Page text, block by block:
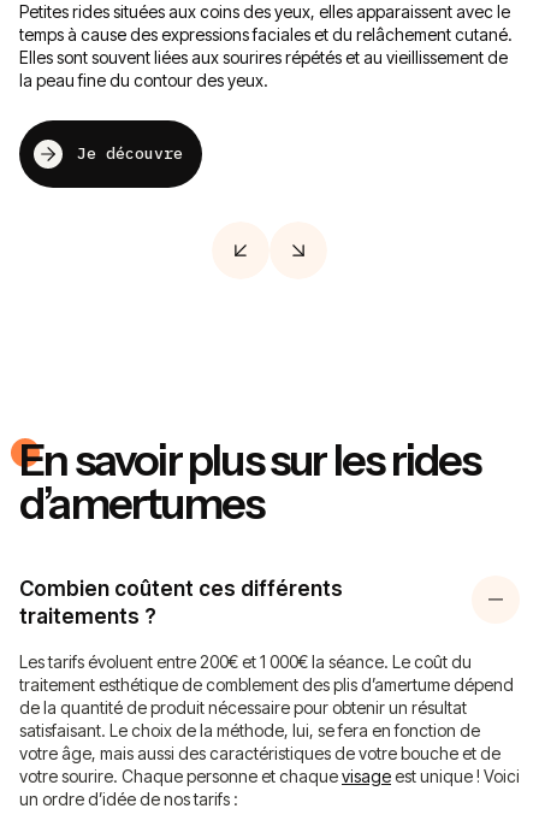
Petites rides situées aux coins des yeux, elles apparaissent avec le
temps à cause des expressions faciales et du relâchement cutané.
Elles sont souvent liées aux sourires répétés et au vieillissement de
la peau fine du contour des yeux.
Je découvre
En savoir plus sur les rides
d’amertumes
Combien coûtent ces différents
traitements ?
Les tarifs évoluent entre 200€ et 1 000€ la séance. Le coût du
traitement esthétique de comblement des plis d’amertume dépend
de la quantité de produit nécessaire pour obtenir un résultat
satisfaisant. Le choix de la méthode, lui, se fera en fonction de
votre âge, mais aussi des caractéristiques de votre bouche et de
votre sourire. Chaque personne et chaquevisageest unique ! Voici
un ordre d’idée de nos tarifs :